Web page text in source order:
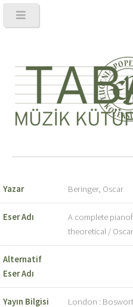
Yazar Beringer, Oscar
Eser Adı
A complete
theoretical /
Alternatif
Eser Adı
Yayın Bilgisi London :